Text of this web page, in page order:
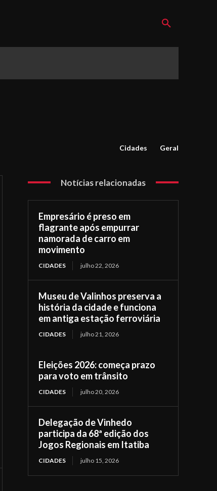
Cidades Geral
Notícias relacionadas
Empresário é preso em
flagrante após empurrar
namorada de carro em
movimento
CIDADES julho 22, 2026
Museu de Valinhos preserva a
história da cidade e funciona
em antiga estação ferroviária
CIDADES julho 21, 2026
Eleições 2026: começa prazo
para voto em trânsito
CIDADES julho 20, 2026
Delegação de Vinhedo
participa da 68ª edição dos
Jogos Regionais em Itatiba
CIDADES julho 15, 2026